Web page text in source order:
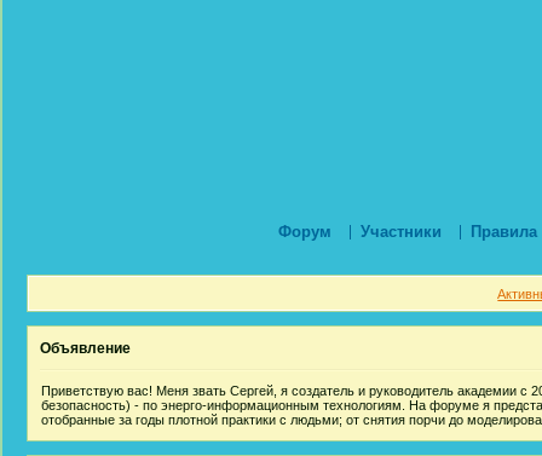
Форум Участники Правила
Объявление
Приветствую вас! Меня звать Сергей, я создатель и руководитель академии с
безопасность) - по энерго-информационным технологиям. На форуме я
отобранные за годы плотной практики с людьми; от снятия порчи до